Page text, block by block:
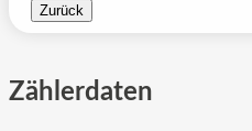
Zurück
Zählerdaten